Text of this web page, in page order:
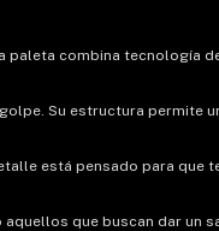
paleta combina tecnología
Su estructura permite
está pensado para que
aquellos que buscan dar un